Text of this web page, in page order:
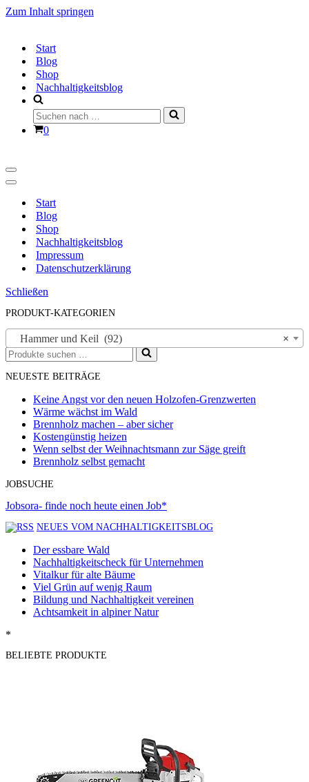
Zum Inhalt springen
Start
Blog
Shop
Nachhaltigkeitsblog
Suchen
nach …
Warenkorb
0
Navigationsmenü
Navigationsmenü
Start
Blog
Shop
Nachhaltigkeitsblog
Impressum
Datenschutzerklärung
Schließen
PRODUKT-KATEGORIEN
×
Hammer und Keil (92)
Suchen
nach …
NEUESTE BEITRÄGE
Keine Angst vor den neuen Holzofen-Grenzwerten
Wärme wächst im Wald
Brennholz machen – aber sicher
Kostengünstig heizen
Wenn selbst der Weihnachtsmann zur Säge greift
Brennholz selbst gemacht
JOBSUCHE
Jobsora- finde noch heute einen Job*
NEUES VOM NACHHALTIGKEITSBLOG
Der essbare Wald
Nachhaltigkeitscheck für Unternehmen
Vitalkur für alte Bäume
Viel Grün auf wenig Raum
Bildung und Nachhaltigkeit vereinen
Achtsamkeit in alpiner Natur
*
BELIEBTE PRODUKTE